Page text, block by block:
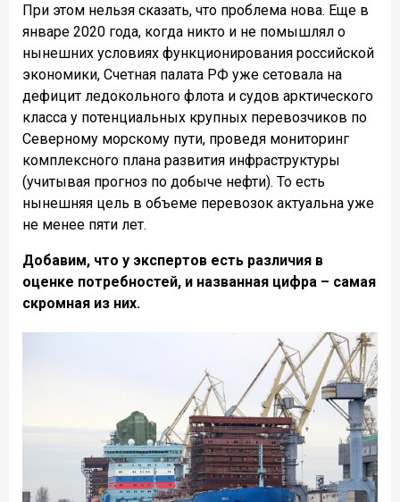
При этом нельзя сказать, что проблема нова. Еще в
январе 2020 года, когда никто и не помышлял о
нынешних условиях функционирования российской
экономики, Счетная палата РФ уже сетовала на
дефицит ледокольного флота и судов арктического
класса у потенциальных крупных перевозчиков по
Северному морскому пути, проведя мониторинг
комплексного плана развития инфраструктуры
(учитывая прогноз по добыче нефти). То есть
нынешняя цель в объеме перевозок актуальна уже
не менее пяти лет.
Добавим, что у экспертов есть различия в
оценке потребностей, и названная цифра – самая
скромная из них.